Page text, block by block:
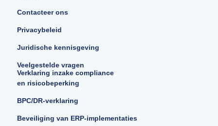
Contacteer ons
Privacybeleid
Juridische kennisgeving
Veelgestelde vragen
Verklaring inzake compliance
en risicobeperking
BPC/DR-verklaring
Beveiliging van ERP-implementaties